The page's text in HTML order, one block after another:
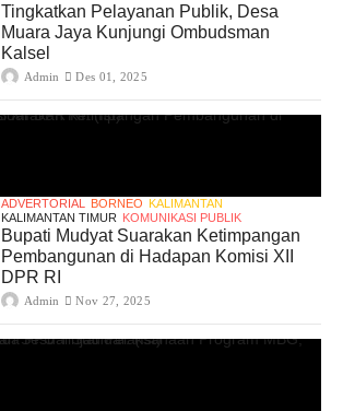
Tingkatkan Pelayanan Publik, Desa
Muara Jaya Kunjungi Ombudsman
Kalsel
Admin Des 01, 2025
ADVERTORIAL BORNEO KALIMANTAN
KALIMANTAN TIMUR KOMUNIKASI PUBLIK
Bupati Mudyat Suarakan Ketimpangan
Pembangunan di Hadapan Komisi XII
DPR RI
Admin Nov 27, 2025